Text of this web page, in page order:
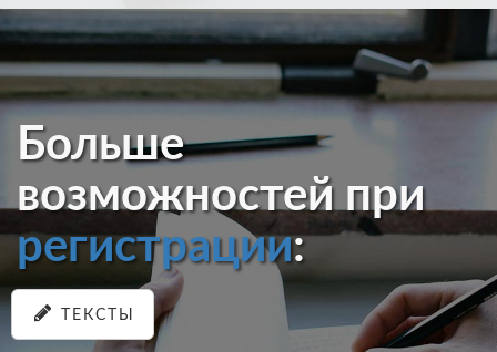
Больше
возможностей при
регистрации:
ТЕКСТЫ